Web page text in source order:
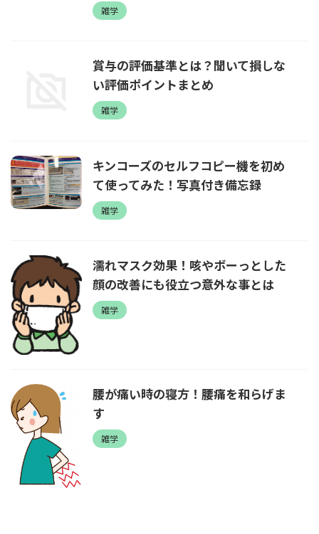
雑学
賞与の評価基準とは？聞いて損しな
い評価ポイントまとめ
雑学
キンコーズのセルフコピー機を初め
て使ってみた！写真付き備忘録
雑学
濡れマスク効果！咳やボーっとした
顔の改善にも役立つ意外な事とは
雑学
腰が痛い時の寝方！腰痛を和らげま
す
雑学